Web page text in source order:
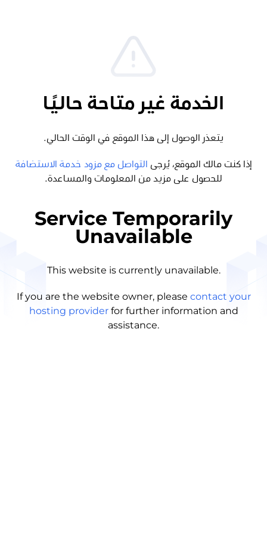
الخدمة غير متاحة حاليًا
يتعذر الوصول إلى هذا الموقع في الوقت الحالي.
إذا كنت مالك الموقع، يُرجى
التواصل مع مزود خدمة الاستضافة
للحصول على مزيد من المعلومات والمساعدة.
Service Temporarily
Unavailable
This website is currently unavailable.
If you are the website owner, please contact your
hosting provider for further information and
assistance.